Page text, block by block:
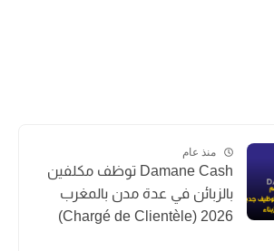
منذ عام
Damane Cash توظف مكلفين
بالزبائن في عدة مدن بالمغرب
2026 (Chargé de Clientèle)